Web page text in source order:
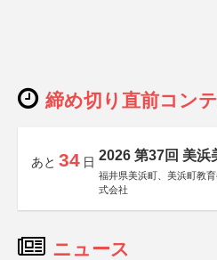
締め切り直前コン
あと 34 日 2026 第37回 美浜
福井県美浜町、美浜町教
式会社
ニュース